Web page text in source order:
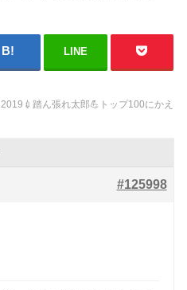
LINE
2019💉踏ん張れ太郎💪トップ100にかえ
#125998